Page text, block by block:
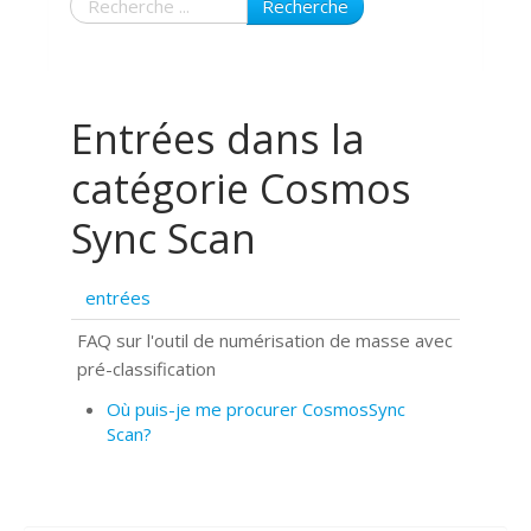
Recherche
Entrées dans la
catégorie Cosmos
Sync Scan
entrées
FAQ sur l'outil de numérisation de masse avec
pré-classification
Où puis-je me procurer CosmosSync
Scan?